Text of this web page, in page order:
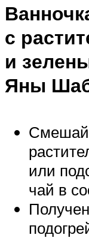
с
и
Яны
или
чай в